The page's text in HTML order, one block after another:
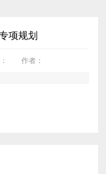
项规划
作者：